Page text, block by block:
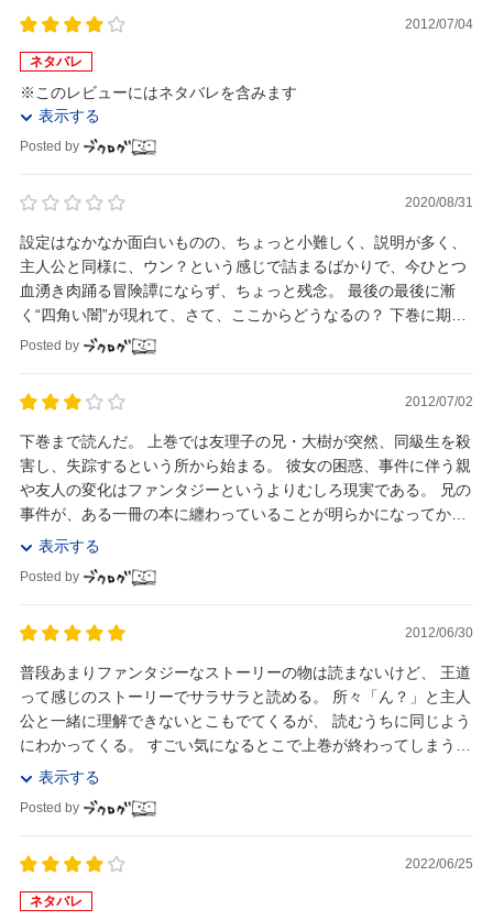
2012/07/04
ネタバレ
※このレビューにはネタバレを含みます
表示する
Posted by
2020/08/31
設定はなかなか面白いものの、ちょっと小難しく、説明が多く、
主人公と同様に、ウン？という感じで詰まるばかりで、今ひとつ
血湧き肉踊る冒険譚にならず、ちょっと残念。 最後の最後に漸
く“四角い闇”が現れて、さて、ここからどうなるの？ 下巻に期待
ということで。
Posted by
2012/07/02
下巻まで読んだ。 上巻では友理子の兄・大樹が突然、同級生を殺
害し、失踪するという所から始まる。 彼女の困惑、事件に伴う親
や友人の変化はファンタジーというよりむしろ現実である。 兄の
事件が、ある一冊の本に纏わっていることが明らかになってから
はファンタジー色が濃くなる訳だが、そ...
表示する
Posted by
2012/06/30
普段あまりファンタジーなストーリーの物は読まないけど、 王道
って感じのストーリーでサラサラと読める。 所々「ん？」と主人
公と一緒に理解できないとこもでてくるが、 読むうちに同じよう
にわかってくる。 すごい気になるとこで上巻が終わってしまうか
ら 下巻もセットで買っといてよ...
表示する
Posted by
2022/06/25
ネタバレ